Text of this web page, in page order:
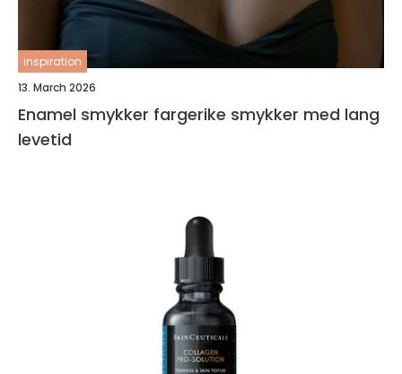
inspiration
13. March 2026
Enamel smykker fargerike smykker med lang
levetid